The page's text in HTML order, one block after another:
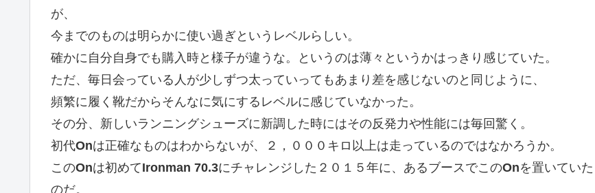
が、
今までのものは明らかに使い過ぎというレベルらしい。
確かに自分自身でも購入時と様子が違うな。というのは薄々というかはっきり感じていた。
ただ、毎日会っている人が少しずつ太っていってもあまり差を感じないのと同じように、
頻繁に履く靴だからそんなに気にするレベルに感じていなかった。
その分、新しいランニングシューズに新調した時にはその反発力や性能には毎回驚く。
初代Onは正確なものはわからないが、２，０００キロ以上は走っているのではなかろうか。
このOnは初めてIronman 70.3にチャレンジした２０１５年に、あるブースでこのOnを置いていた
のだ。